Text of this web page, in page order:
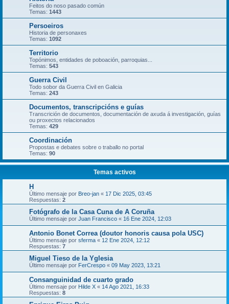
Feitos do noso pasado común
Temas: 1443
Persoeiros
Historia de personaxes
Temas: 1092
Territorio
Topónimos, entidades de poboación, parroquias...
Temas: 543
Guerra Civil
Todo sobor da Guerra Civil en Galicia
Temas: 243
Documentos, transcripcións e guías
Transcrición de documentos, documentación de axuda á investigación, guías
ou proxectos relacionados
Temas: 429
Coordinación
Propostas e debates sobre o traballo no portal
Temas: 90
Temas activos
H
Último mensaje por Breo-jan « 17 Dic 2025, 03:45
Respuestas: 2
Fotógrafo de la Casa Cuna de A Coruña
Último mensaje por Juan Francisco « 16 Ene 2024, 12:03
Antonio Bonet Correa (doutor honoris causa pola USC)
Último mensaje por sferma « 12 Ene 2024, 12:12
Respuestas: 7
Miguel Tieso de la Yglesia
Último mensaje por FerCrespo « 09 May 2023, 13:21
Consanguinidad de cuarto grado
Último mensaje por Hilde X « 14 Ago 2021, 16:33
Respuestas: 8